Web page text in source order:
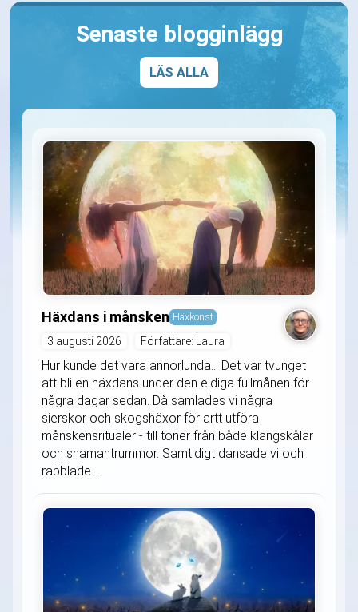
Senaste blogginlägg
LÄS ALLA
Häxdans i månsken Häxkonst
3 augusti 2026 Författare: Laura
Hur kunde det vara annorlunda... Det var tvunget
att bli en häxdans under den eldiga fullmånen för
några dagar sedan. Då samlades vi några
sierskor och skogshäxor för artt utföra
månskensritualer - till toner från både klangskålar
och shamantrummor. Samtidigt dansade vi och
rabblade...